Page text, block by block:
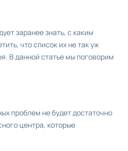
заранее знать, с каким
что список их не так уж
В данной статье мы поговорим
проблем не будет достаточно
центра, которые